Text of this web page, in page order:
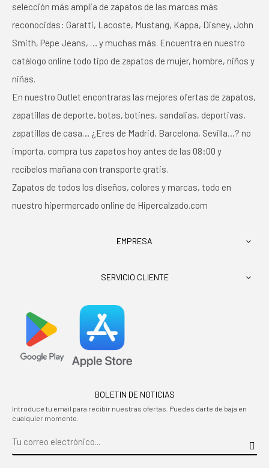
selección más amplia de zapatos de las marcas más
reconocidas: Garatti, Lacoste, Mustang, Kappa, Disney, John
Smith, Pepe Jeans, … y muchas más. Encuentra en nuestro
catálogo online todo tipo de zapatos de mujer, hombre, niños y
niñas.
En nuestro Outlet encontraras las mejores ofertas de zapatos,
zapatillas de deporte, botas, botines, sandalias, deportivas,
zapatillas de casa… ¿Eres de Madrid, Barcelona, Sevilla…? no
importa, compra tus zapatos hoy antes de las 08:00 y
recíbelos mañana con transporte gratis.
Zapatos de todos los diseños, colores y marcas, todo en
nuestro hipermercado online de Hipercalzado.com
EMPRESA 
SERVICIO CLIENTE 
BOLETIN DE NOTICIAS
Introduce tu email para recibir nuestras ofertas. Puedes darte de baja en
cualquier momento.